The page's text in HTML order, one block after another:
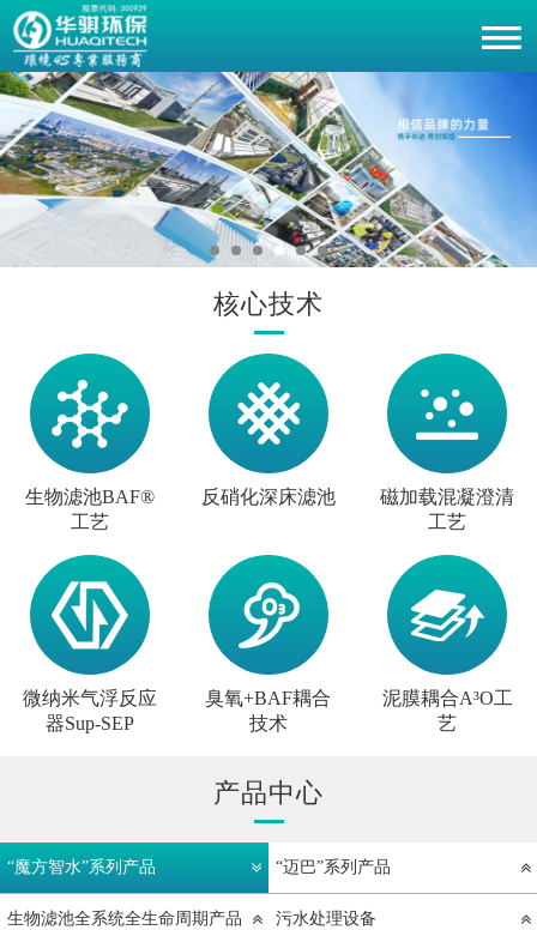
核心技术
生物滤池BAF®
工艺
反硝化深床滤池
磁加载混凝澄清
工艺
微纳米气浮反应
器Sup-SEP
臭氧+BAF耦合
技术
泥膜耦合A³O工
艺
产品中心
“魔方智水”系列产品 “迈巴”系列产品
生物滤池全系统全生命周期产品 污水处理设备